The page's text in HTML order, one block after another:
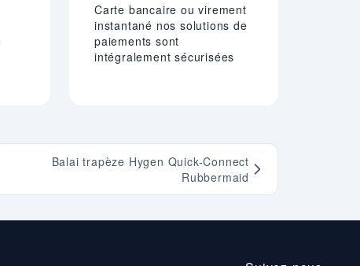
Carte bancaire ou virement
instantané nos solutions de
paiements sont
intégralement sécurisées
Balai trapèze Hygen Quick-Connect
Rubbermaid